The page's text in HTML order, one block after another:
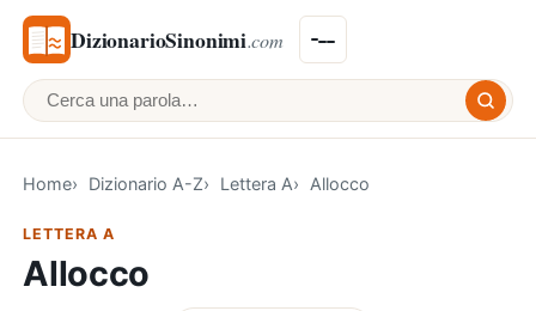
DizionarioSinonimi.com
Cerca una parola
Home Dizionario A-Z Lettera A Allocco
LETTERA A
Allocco